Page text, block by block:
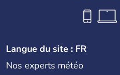
Langue du site : FR
Nos experts météo